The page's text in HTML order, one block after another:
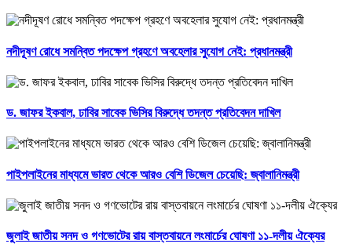
নদীদূষণ রোধে সমন্বিত পদক্ষেপ গ্রহণে অবহেলার সুযোগ নেই: প্রধানমন্ত্রী
ড. জাফর ইকবাল, ঢাবির সাবেক ভিসির বিরুদ্ধে তদন্ত প্রতিবেদন দাখিল
পাইপলাইনের মাধ্যমে ভারত থেকে আরও বেশি ডিজেল চেয়েছি: জ্বালানিমন্ত্রী
জুলাই জাতীয় সনদ ও গণভোটের রায় বাস্তবায়নে লংমার্চের ঘোষণা ১১-দলীয় ঐক্যের